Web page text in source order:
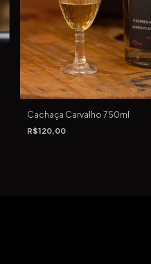
Cachaça Carvalho 750ml
R$120,00